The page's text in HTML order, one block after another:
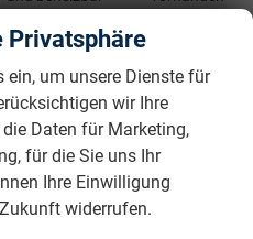
Abblendlicht, Fernlicht,
vorhanden
vorhanden
Bremsleuchten,
Rückfahrleuchten
Privatsphäre
ein, um unsere Dienste für
wir Ihre
Daten für Marketing,
für die Sie uns Ihr
Ihre Einwilligung
widerrufen.